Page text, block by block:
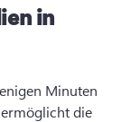
in
Minuten
ermöglicht die